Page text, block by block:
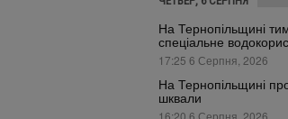
На Тернопільщині
спеціальне
17:25 6 Серпня, 2026
На Тернопільщині
шквали
16:20 6 Серпня, 2026